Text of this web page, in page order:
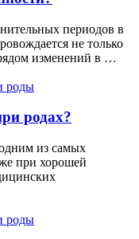
периодов в
не только
изменений в …
роды
родах?
из самых
при хорошей
роды